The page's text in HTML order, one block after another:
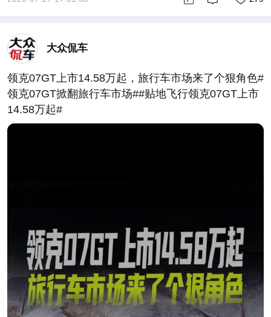
大众侃车
领克07GT上市14.58万起，旅行车市场来了个狠角色#
领克07GT掀翻旅行车市场##贴地飞行领克07GT上市
14.58万起#